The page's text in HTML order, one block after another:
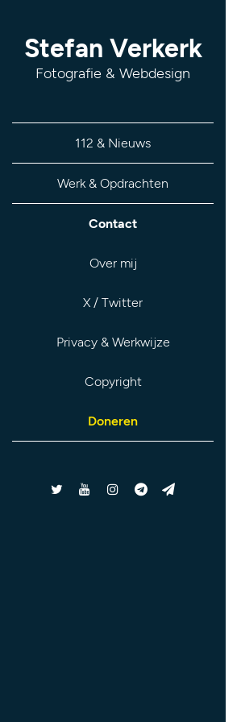
Stefan Verkerk
Fotografie & Webdesign
112 & Nieuws
Werk & Opdrachten
Contact
Over mij
X / Twitter
Privacy & Werkwijze
Copyright
Doneren